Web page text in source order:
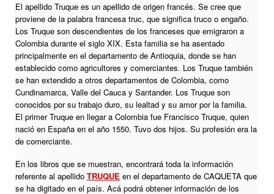
El apellido Truque es un apellido de origen francés. Se cree que
proviene de la palabra francesa truc, que significa truco o engaño.
Los Truque son descendientes de los franceses que emigraron a
Colombia durante el siglo XIX. Esta familia se ha asentado
principalmente en el departamento de Antioquia, donde se han
establecido como agricultores y comerciantes. Los Truque también
se han extendido a otros departamentos de Colombia, como
Cundinamarca, Valle del Cauca y Santander. Los Truque son
conocidos por su trabajo duro, su lealtad y su amor por la familia.
El primer Truque en llegar a Colombia fue Francisco Truque, quien
nació en España en el año 1550. Tuvo dos hijos. Su profesión era la
de comerciante.
En los libros que se muestran, encontrará toda la información
referente al apellido TRUQUE en el departamento de CAQUETA que
se ha digitado en el país. Acá podrá obtener información de los